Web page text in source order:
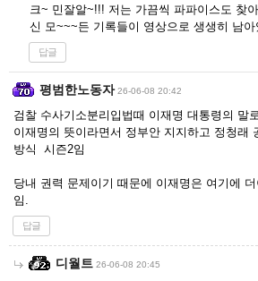
크~ 민잘알~!!! 저는 가끔씩 파파이스도 찾
신 모~~~든 기록들이 영상으로 생생히 남아
답글
평범한노동자 26-06-08 20:42
검찰 수사기소분리입법때 이재명 대통령의 말
이재명의 뜻이라면서 정부안 지지하고 정청래
방식 시즌2임
당내 권력 문제이기 때문에 이재명은 여기에
임.
답글
디월트 26-06-08 20:45